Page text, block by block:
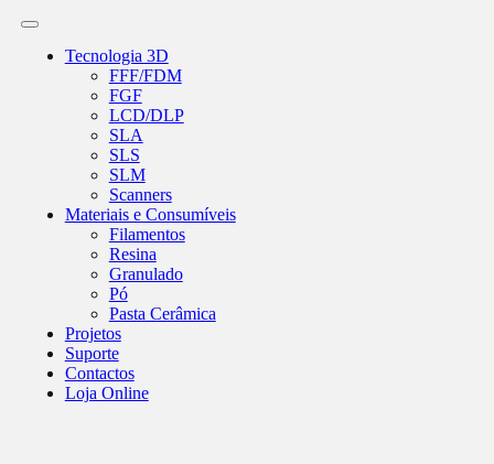
Tecnologia 3D
FFF/FDM
FGF
LCD/DLP
SLA
SLS
SLM
Scanners
Materiais e Consumíveis
Filamentos
Resina
Granulado
Pó
Pasta Cerâmica
Projetos
Suporte
Contactos
Loja Online